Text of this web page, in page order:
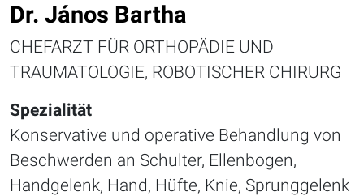
Dr. János Bartha
CHEFARZT FÜR ORTHOPÄDIE UND
TRAUMATOLOGIE, ROBOTISCHER CHIRURG
Spezialität
Konservative und operative Behandlung von
Beschwerden an Schulter, Ellenbogen,
Handgelenk, Hand, Hüfte, Knie, Sprunggelenk